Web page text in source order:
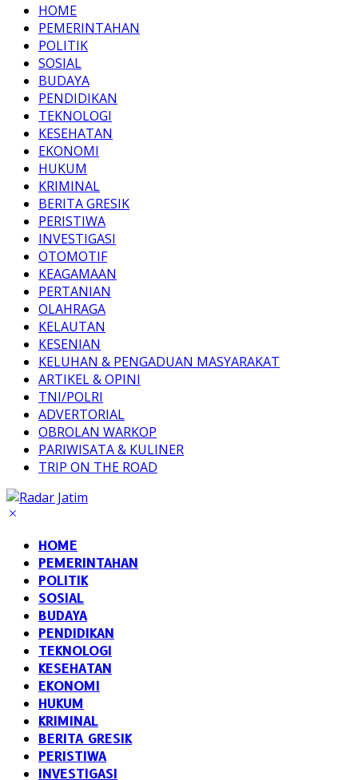
HOME
PEMERINTAHAN
POLITIK
SOSIAL
BUDAYA
PENDIDIKAN
TEKNOLOGI
KESEHATAN
EKONOMI
HUKUM
KRIMINAL
BERITA GRESIK
PERISTIWA
INVESTIGASI
OTOMOTIF
KEAGAMAAN
PERTANIAN
OLAHRAGA
KELAUTAN
KESENIAN
KELUHAN & PENGADUAN MASYARAKAT
ARTIKEL & OPINI
TNI/POLRI
ADVERTORIAL
OBROLAN WARKOP
PARIWISATA & KULINER
TRIP ON THE ROAD
HOME
PEMERINTAHAN
POLITIK
SOSIAL
BUDAYA
PENDIDIKAN
TEKNOLOGI
KESEHATAN
EKONOMI
HUKUM
KRIMINAL
BERITA GRESIK
PERISTIWA
INVESTIGASI